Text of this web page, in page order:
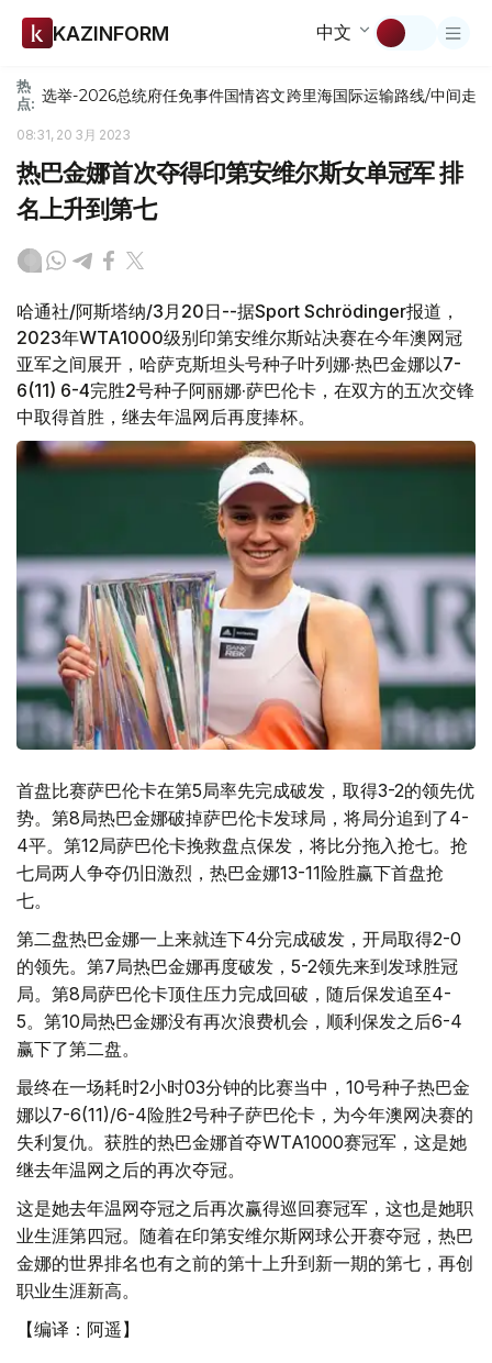
KAZINFORM 中文
热
点: 选举-2026总统府任免事件国情咨文跨里海国际运输路线/中间走廊
08:31, 20 3月 2023
热巴金娜首次夺得印第安维尔斯女单冠军 排
名上升到第七
哈通社/阿斯塔纳/3月20日--据Sport Schrödinger报道，
2023年WTA1000级别印第安维尔斯站决赛在今年澳网冠
亚军之间展开，哈萨克斯坦头号种子叶列娜·热巴金娜以7-
6(11) 6-4完胜2号种子阿丽娜·萨巴伦卡，在双方的五次交锋
中取得首胜，继去年温网后再度捧杯。
首盘比赛萨巴伦卡在第5局率先完成破发，取得3-2的领先优
势。第8局热巴金娜破掉萨巴伦卡发球局，将局分追到了4-
4平。第12局萨巴伦卡挽救盘点保发，将比分拖入抢七。抢
七局两人争夺仍旧激烈，热巴金娜13-11险胜赢下首盘抢
七。
第二盘热巴金娜一上来就连下4分完成破发，开局取得2-0
的领先。第7局热巴金娜再度破发，5-2领先来到发球胜冠
局。第8局萨巴伦卡顶住压力完成回破，随后保发追至4-
5。第10局热巴金娜没有再次浪费机会，顺利保发之后6-4
赢下了第二盘。
最终在一场耗时2小时03分钟的比赛当中，10号种子热巴金
娜以7-6(11)/6-4险胜2号种子萨巴伦卡，为今年澳网决赛的
失利复仇。获胜的热巴金娜首夺WTA1000赛冠军，这是她
继去年温网之后的再次夺冠。
这是她去年温网夺冠之后再次赢得巡回赛冠军，这也是她职
业生涯第四冠。随着在印第安维尔斯网球公开赛夺冠，热巴
金娜的世界排名也有之前的第十上升到新一期的第七，再创
职业生涯新高。
【编译：阿遥】